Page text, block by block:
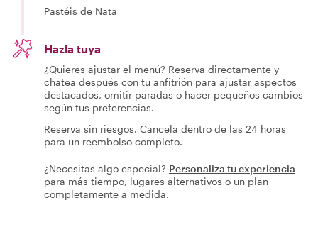
Pastéis de Nata
Hazla tuya
¿Quieres ajustar el menú? Reserva directamente y
chatea después con tu anfitrión para ajustar aspectos
destacados, omitir paradas o hacer pequeños cambios
según tus preferencias.
Reserva sin riesgos. Cancela dentro de las 24 horas
para un reembolso completo.
¿Necesitas algo especial? Personaliza tu experiencia
para más tiempo, lugares alternativos o un plan
completamente a medida.